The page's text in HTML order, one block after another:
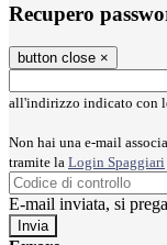
Recupero
button close ×
all'indirizzo indicato con
Non hai una e-mail
tramite la Login Spaggiari
E-mail inviata, si